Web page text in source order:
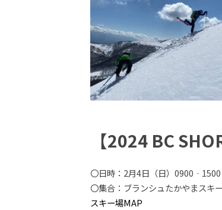
【2024 BC
〇日時：2月4日（日）0900‐1500
〇集合：ブランシュたかやまスキ
スキー場MAP